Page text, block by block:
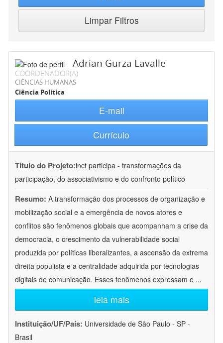
Limpar Filtros
Adrian Gurza Lavalle
COORDENADOR(A)
CIÊNCIAS HUMANAS
Ciência Política
E-mail
Currículo
Título do Projeto:inct participa - transformações da
participação, do associativismo e do confronto político
Resumo: A transformação dos processos de organização e
mobilização social e a emergência de novos atores e
conflitos são fenômenos globais que acompanham a crise da
democracia, o crescimento da vulnerabilidade social
produzida por políticas liberalizantes, a ascensão da extrema
direita populista e a centralidade adquirida por tecnologias
digitais de comunicação. Esses fenômenos expressam e ...
leia mais
Instituição/UF/País: Universidade de São Paulo - SP -
Brasil